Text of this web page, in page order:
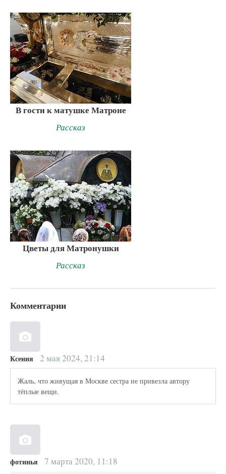
В гости к матушке Матроне
Рассказ
Цветы для Матронушки
Рассказ
Комментарии
Ксения 2 мая 2024, 21:14
Жаль, что живущая в Москве сестра не привезла автору
тёплые вещи.
фотинья 7 марта 2020, 11:18